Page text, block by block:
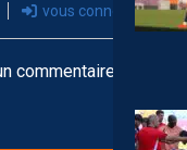
vous connecter
commentaire